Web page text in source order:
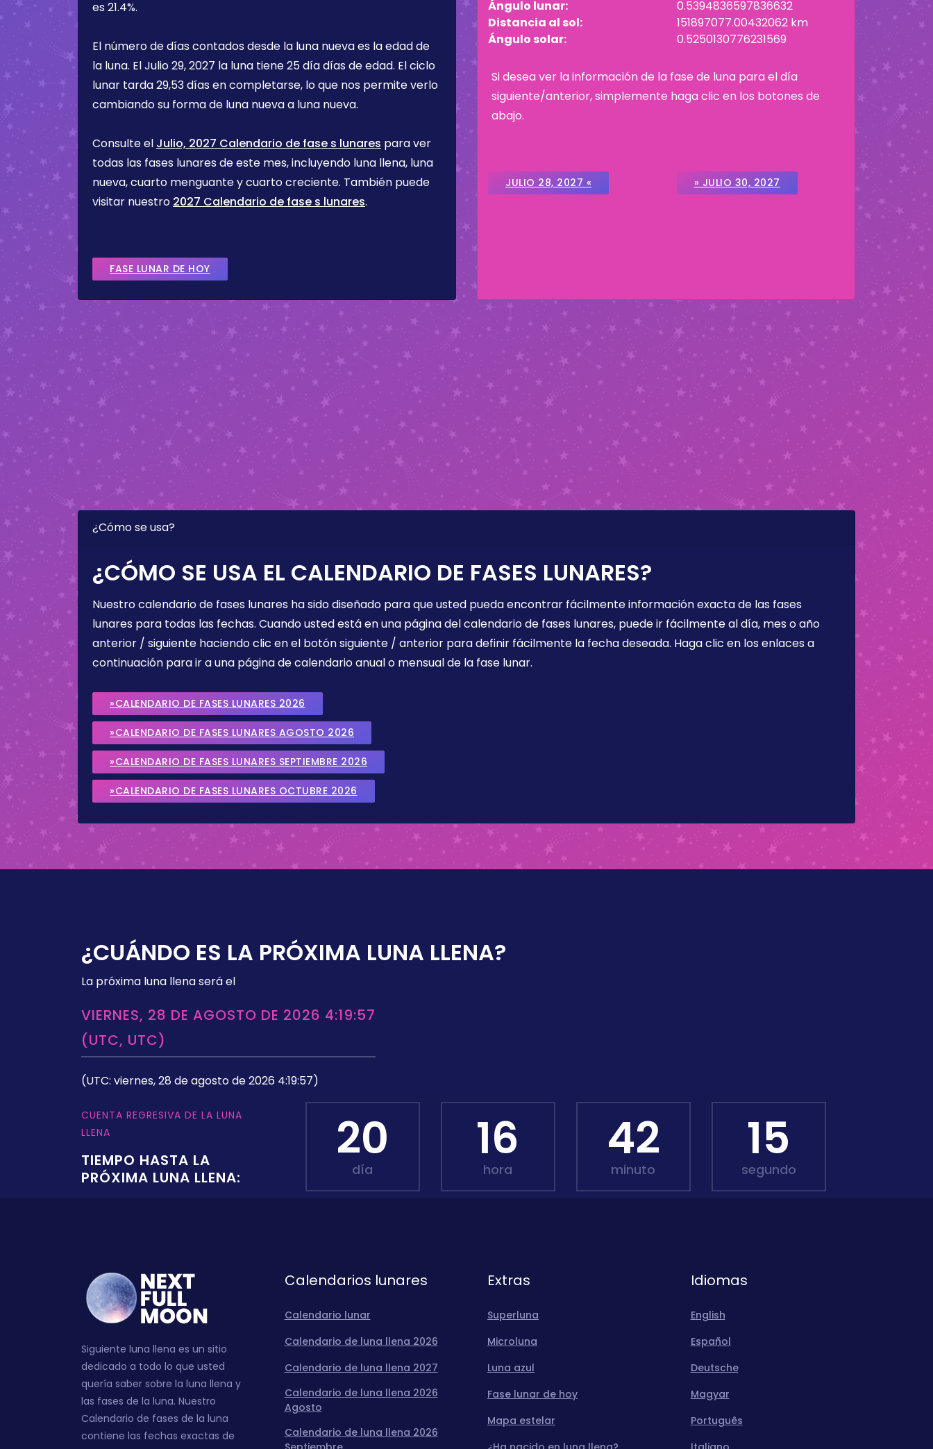
es 21.4%.
El número de días contados desde la luna nueva es la edad de
la luna. ElJulio 29, 2027 la luna tiene25 díadías de edad. El ciclo
lunar tarda 29,53 días en completarse, lo que nos permite verlo
cambiando su forma de luna nueva a luna nueva.
Consulte el Julio, 2027 Calendario de fase s lunares para ver
todas las fases lunares de este mes, incluyendo luna llena, luna
nueva, cuarto menguante y cuarto creciente. También puede
visitar nuestro 2027 Calendario de fase s lunares.
FASE LUNAR DE HOY
Ángulo lunar:
0.5394836597836632
Distancia al sol:
151897077.00432062 km
Ángulo solar:
0.5250130776231569
Si desea ver la información de la fase de luna para el día
siguiente/anterior, simplemente haga clic en los botones de
abajo.
JULIO 28, 2027 « » JULIO 30, 2027
¿Cómo se usa?
¿CÓMO SE USA EL CALENDARIO DE FASES LUNARES?
Nuestro calendario de fases lunares ha sido diseñado para que usted pueda encontrar fácilmente información exacta de las fases
lunares para todas las fechas. Cuando usted está en una página del calendario de fases lunares, puede ir fácilmente al día, mes o año
anterior / siguiente haciendo clic en el botón siguiente / anterior para definir fácilmente la fecha deseada. Haga clic en los enlaces a
continuación para ir a una página de calendario anual o mensual de la fase lunar.
»CALENDARIO DE FASES LUNARES 2026
»CALENDARIO DE FASES LUNARES AGOSTO 2026
»CALENDARIO DE FASES LUNARES SEPTIEMBRE 2026
»CALENDARIO DE FASES LUNARES OCTUBRE 2026
¿CUÁNDO ES LA PRÓXIMA LUNA LLENA?
La próxima luna llena será el
VIERNES, 28 DE AGOSTO DE 2026 4:19:57
(UTC, UTC)
(UTC: viernes, 28 de agosto de 2026 4:19:57)
CUENTA REGRESIVA DE LA LUNA
LLENA
TIEMPO HASTA LA
PRÓXIMA LUNA LLENA:
20
día
16
hora
42
minuto
14
segundo
Siguiente luna llena es un sitio
dedicado a todo lo que usted
quería saber sobre la luna llena y
las fases de la luna. Nuestro
Calendario de fases de la luna
contiene las fechas exactas de
Calendarios lunares
Calendario lunar
Calendario de luna llena 2026
Calendario de luna llena 2027
Calendario de luna llena 2026
Agosto
Calendario de luna llena 2026
Extras
Superluna
Microluna
Luna azul
Fase lunar de hoy
Mapa estelar
Idiomas
English
Español
Deutsche
Magyar
Português